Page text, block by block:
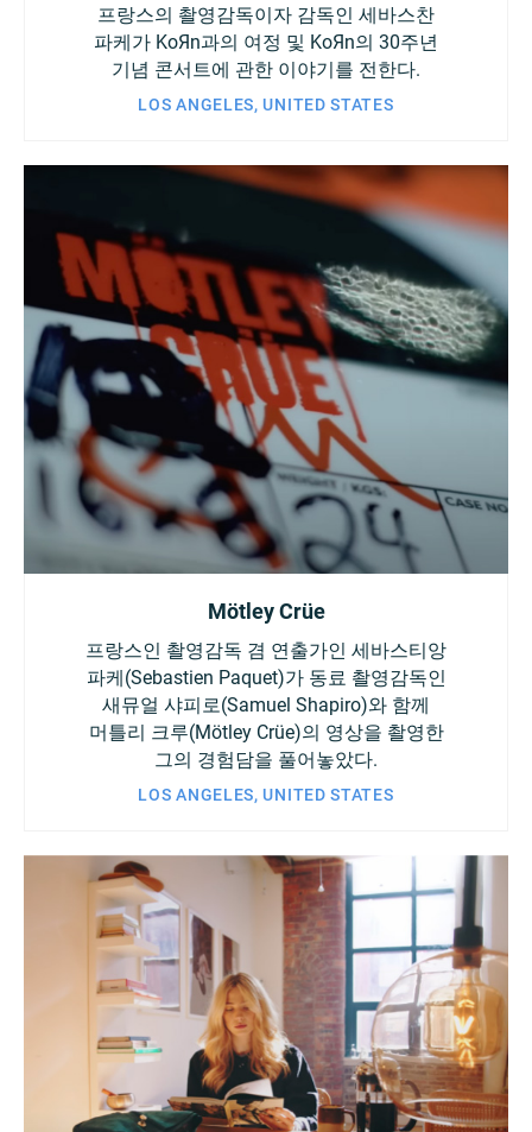
프랑스의 촬영감독이자 감독인 세바스찬
파케가 KoЯn과의 여정 및 KoЯn의 30주년
기념 콘서트에 관한 이야기를 전한다.
LOS ANGELES, UNITED STATES
Mötley Crüe
프랑스인 촬영감독 겸 연출가인 세바스티앙
파케(Sebastien Paquet)가 동료 촬영감독인
새뮤얼 샤피로(Samuel Shapiro)와 함께
머틀리 크루(Mötley Crüe)의 영상을 촬영한
그의 경험담을 풀어놓았다.
LOS ANGELES, UNITED STATES